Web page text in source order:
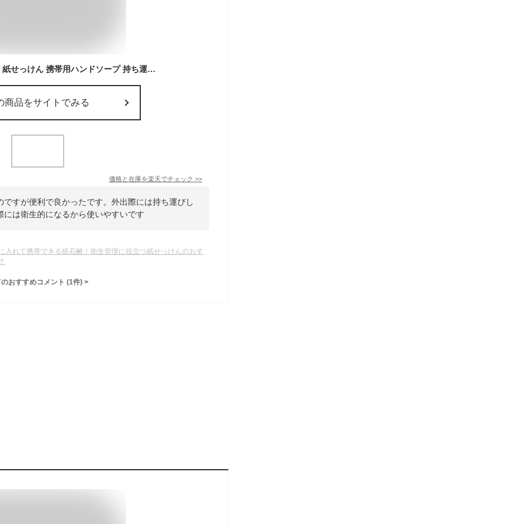
【メール便対応商品】紙せっけん 携帯用ハンドソープ 持ち運びに便利 コンパクト 石鹸 紙石鹸 ソープ 石けん 紙 40枚入り フワッと溶けてクリーミーな泡立ち 旅行グッズ 携帯グッズ 選べる4種類
商品をサイトでみる
価格と在庫を楽天でチェック >>
すが便利で良かったです。外出際には持ち運びし
は衛生的になるから使いやすいです
入れて携帯できる紙石鹸！衛生管理に役立つ紙せっけんのおす
おすすめコメント (1件) >